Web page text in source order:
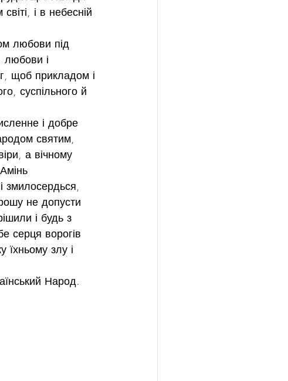
і в небесній
любови під
любови і
щоб прикладом і
суспільного й
і добре
святим,
а вічному
не допусти
і будь з
серця ворогів
злу і
Народ.